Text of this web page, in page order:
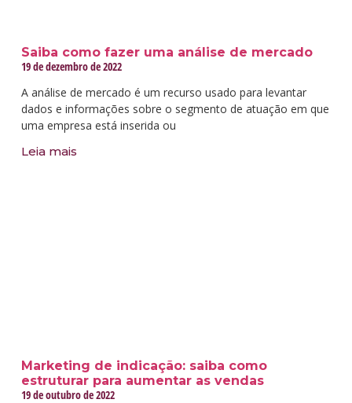
Saiba como fazer uma análise de mercado
19 de dezembro de 2022
A análise de mercado é um recurso usado para levantar
dados e informações sobre o segmento de atuação em que
uma empresa está inserida ou
Leia mais
Marketing de indicação: saiba como
estruturar para aumentar as vendas
19 de outubro de 2022